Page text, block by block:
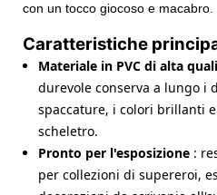
con un tocco giocoso e macabro.
Caratteristiche
Materiale in PVC di alta
durevole conserva a lungo i
spaccature, i colori brillanti
scheletro.
Pronto per l'esposizione:
per collezioni di supereroi,